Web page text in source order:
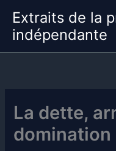
contenu
Extraits de la
indépendante
La dette,
domination